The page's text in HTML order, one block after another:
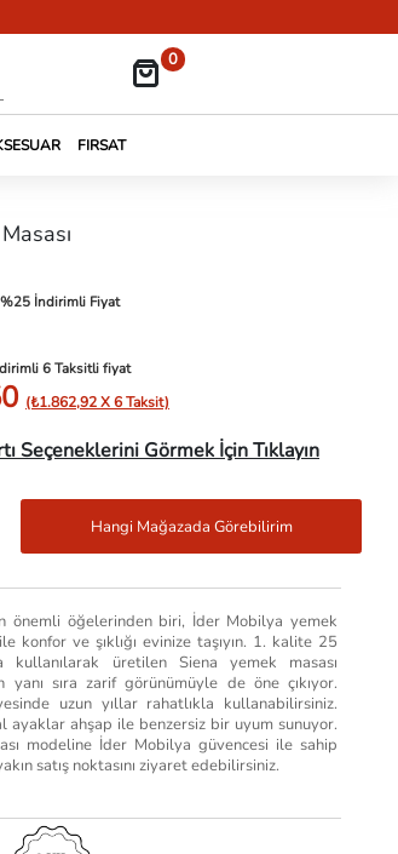
0
FIRSAT
İndirimli Fiyat
6 Taksitli fiyat
(₺1.862,92 X 6 Taksit)
Seçeneklerini Görmek İçin Tıklayın
Hangi Mağazada Görebilirim
önemli öğelerinden biri, İder Mobilya yemek
konfor ve şıklığı evinize taşıyın. 1. kalite 25
üretilen Siena yemek masası
yanı sıra zarif görünümüyle de öne çıkıyor.
uzun yıllar rahatlıkla kullanabilirsiniz.
ayaklar ahşap ile benzersiz bir uyum sunuyor.
modeline İder Mobilya güvencesi ile sahip
satış noktasını ziyaret edebilirsiniz.